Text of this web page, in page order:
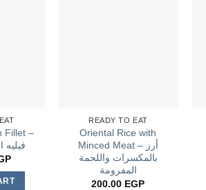
Fillet –
فيليه
READY TO EAT
Oriental Rice with
Minced Meat – أرز
بالمكسرات واللحمة
المفرومة
200.00 EGP